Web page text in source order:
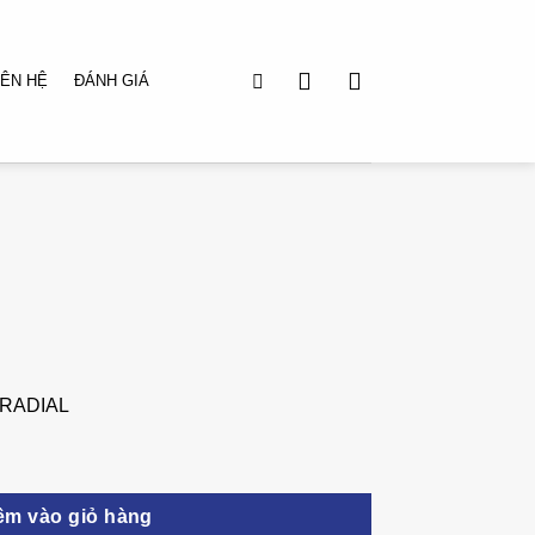
HỆ ĐÁNH GIÁ
vào giỏ hàng